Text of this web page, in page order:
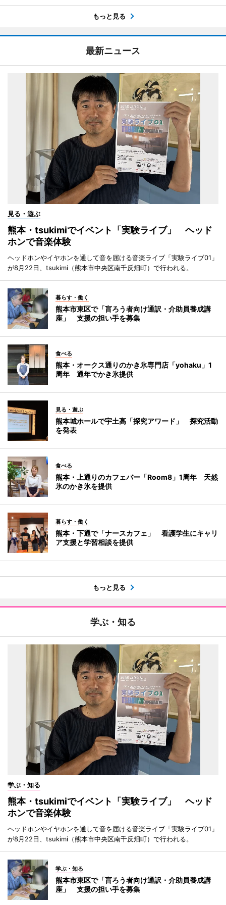
もっと見る
最新ニュース
見る・遊ぶ
熊本・tsukimiでイベント「実験ライブ」 ヘッド
ホンで音楽体験
ヘッドホンやイヤホンを通して音を届ける音楽ライブ「実験ライブ01」
が8月22日、tsukimi（熊本市中央区南千反畑町）で行われる。
暮らす・働く
熊本市東区で「盲ろう者向け通訳・介助員養成講
座」 支援の担い手を募集
食べる
熊本・オークス通りのかき氷専門店「yohaku」1
周年 通年でかき氷提供
見る・遊ぶ
熊本城ホールで宇土高「探究アワード」 探究活動
を発表
食べる
熊本・上通りのカフェバー「Room8」1周年 天然
氷のかき氷を提供
暮らす・働く
熊本・下通で「ナースカフェ」 看護学生にキャリ
ア支援と学習相談を提供
もっと見る
学ぶ・知る
学ぶ・知る
熊本・tsukimiでイベント「実験ライブ」 ヘッド
ホンで音楽体験
ヘッドホンやイヤホンを通して音を届ける音楽ライブ「実験ライブ01」
が8月22日、tsukimi（熊本市中央区南千反畑町）で行われる。
学ぶ・知る
熊本市東区で「盲ろう者向け通訳・介助員養成講
座」 支援の担い手を募集